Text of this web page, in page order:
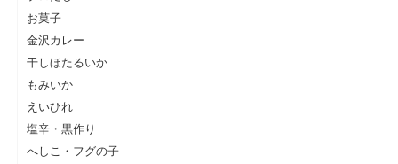
お菓子
金沢カレー
干しほたるいか
もみいか
えいひれ
塩辛・黒作り
へしこ・フグの子